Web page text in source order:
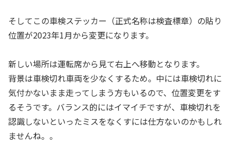
そしてこの車検ステッカー（正式名称は検査標章）の貼り
位置が2023年1月から変更になります。
新しい場所は運転席から見て右上へ移動となります。
背景は車検切れ車両を少なくするため。中には車検切れに
気付かないまま走ってしまう方もいるので、位置変更をす
るそうです。バランス的にはイマイチですが、車検切れを
認識しないといったミスをなくすには仕方ないのかもしれ
ませんね。。